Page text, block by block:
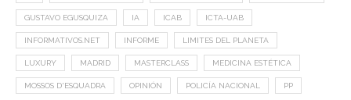
GUSTAVO EGUSQUIZA IA ICAB ICTA-UAB
INFORMATIVOS.NET INFORME LIMITES DEL PLANETA
LUXURY MADRID MASTERCLASS MEDICINA ESTÉTICA
MOSSOS D'ESQUADRA OPINIÓN POLICÍA NACIONAL PP